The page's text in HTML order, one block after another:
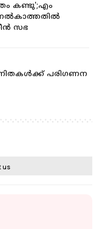
കണ്ടു';എം
നൽകാത്തതിൽ
സഭ
പരിഗണന
us